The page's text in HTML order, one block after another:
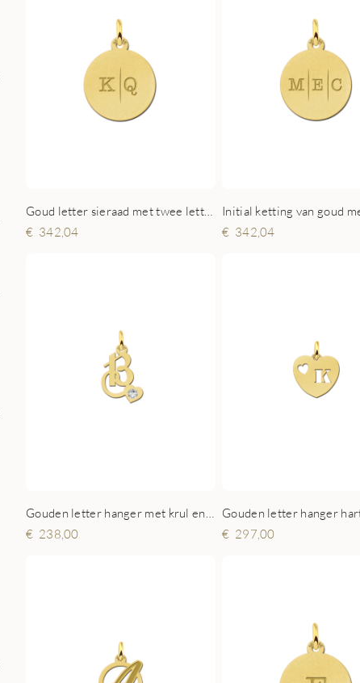
Goud letter sieraad met twee letters
342,04
342,04
238,00
Gouden letter hanger
297,00